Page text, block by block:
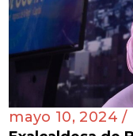
mayo 10, 2024 /